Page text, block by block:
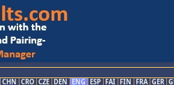
CHN CRO CZE DEN ENG ESP FAI FIN FRA GER